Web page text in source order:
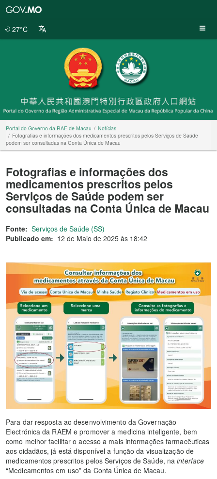
27°C
Portal do Governo da RAE de Macau
Notícias
Fotografias e informações dos medicamentos prescritos pelos Serviços de Saúde
podem ser consultadas na Conta Única de Macau
Fotografias e informações dos
medicamentos prescritos pelos
Serviços de Saúde podem ser
consultadas na Conta Única de Macau
Fonte: Serviços de Saúde (SS)
Publicado em: 12 de Maio de 2025 às 18:42
Para dar resposta ao desenvolvimento da Governação
Electrónica da RAEM e promover a medicina inteligente, bem
como melhor facilitar o acesso a mais informações farmacêuticas
aos cidadãos, já está disponível a função da visualização de
medicamentos prescritos pelos Serviços de Saúde, na interface
“Medicamentos em uso” da Conta Única de Macau.